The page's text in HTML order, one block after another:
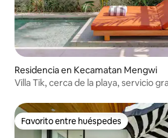
Residencia en Kecamatan Mengwi
Villa Tik, cerca de la playa, servicio
Favorito entre huéspedes
Favorito entre huéspedes